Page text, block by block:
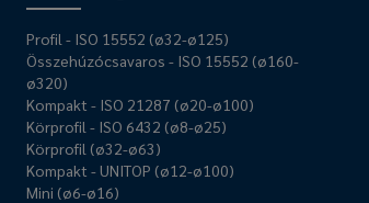
Profil - ISO 15552 (ø32-ø125)
Összehúzócsavaros - ISO 15552 (ø160-
ø320)
Kompakt - ISO 21287 (ø20-ø100)
Körprofil - ISO 6432 (ø8-ø25)
Körprofil (ø32-ø63)
Kompakt - UNITOP (ø12-ø100)
Mini (ø6-ø16)